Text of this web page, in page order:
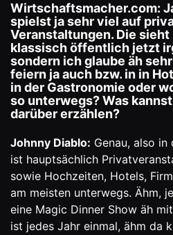
Wirtschaftsmacher.com:
spielst ja sehr viel auf
Veranstaltungen. Die sieht
klassisch öffentlich jetzt
sondern ich glaube äh
feiern ja auch bzw. in in
in der Gastronomie oder
so unterwegs? Was
darüber erzählen?
Johnny Diablo: Genau, also
ist hauptsächlich
sowie Hochzeiten, Hotels,
am meisten unterwegs. Ähm,
eine Magic Dinner Show äh
ist jedes Jahr einmal, ähm da